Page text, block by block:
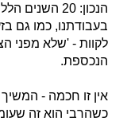
הנכון: 20
בעבודתנו, כמו גם
לקוות - 'שלא מפני
הנכספת.
אין זו חכמה -
כשהרבי הוא זה